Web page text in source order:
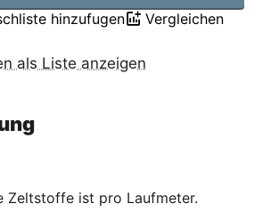
hinzufugen Vergleichen
als Liste anzeigen
Zeltstoffe ist pro Laufmeter.